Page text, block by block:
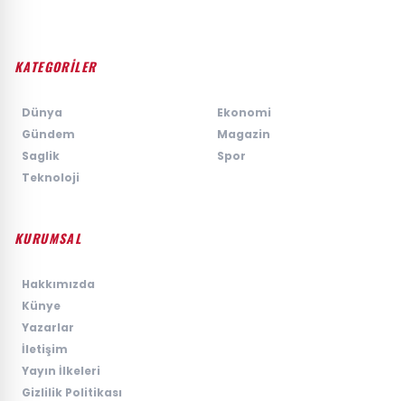
KATEGORİLER
Dünya
Ekonomi
Gündem
Magazin
Saglik
Spor
Teknoloji
KURUMSAL
Hakkımızda
Künye
Yazarlar
İletişim
Yayın İlkeleri
Gizlilik Politikası